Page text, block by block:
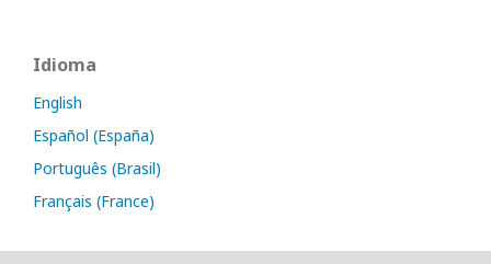
Idioma
English
Español (España)
Português (Brasil)
Français (France)